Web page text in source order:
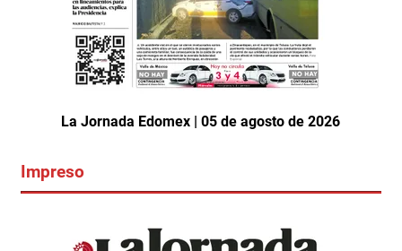
La Jornada Edomex | 05 de agosto de 2026
Impreso